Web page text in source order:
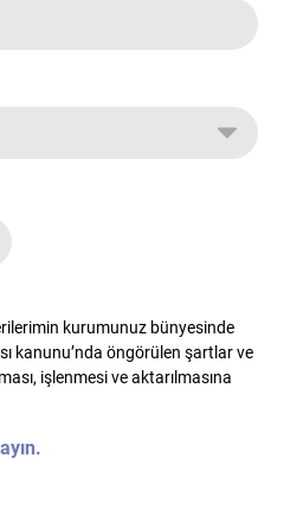
kurumunuz bünyesinde
kanunu’nda öngörülen şartlar ve
işlenmesi ve aktarılmasına